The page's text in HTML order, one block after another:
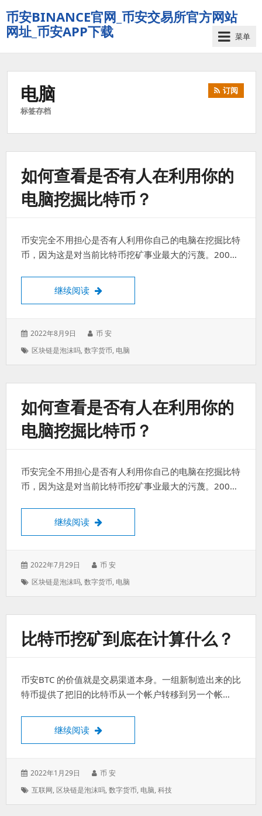
币安BINANCE官网_币安交易所官方网站
网址_币安APP下载
菜单
电脑
标签存档
订阅
如何查看是否有人在利用你的
电脑挖掘比特币？
币安完全不用担心是否有人利用你自己的电脑在挖掘比特
币，因为这是对当前比特币挖矿事业最大的污蔑。200…
继续阅读 如何查看是否有人在利用你的电脑挖掘比特
发
于：
2022年8月9日
作
币 安
标
区块链是泡沫吗,数字货币, 电脑
如何查看是否有人在利用你的
电脑挖掘比特币？
币安完全不用担心是否有人利用你自己的电脑在挖掘比特
币，因为这是对当前比特币挖矿事业最大的污蔑。200…
继续阅读 如何查看是否有人在利用你的电脑挖掘比特
发
于：
2022年7月29日
作
币 安
标
区块链是泡沫吗,数字货币, 电脑
比特币挖矿到底在计算什么？
币安BTC 的价值就是交易渠道本身。一组新制造出来的比
特币提供了把旧的比特币从一个帐户转移到另一个帐…
继续阅读 比特币挖矿到底在计算什么？
发
于：
2022年1月29日
作
币 安
标
互联网,区块链是泡沫吗,数字货币, 电脑,科技